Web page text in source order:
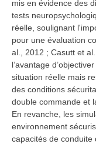
mis en évidence des
tests
réelle, soulignant
pour une évaluation
al., 2012 ; Casutt et
l’avantage
situation réelle mais
des conditions
double commande et
En revanche, les
environnement
capacités de conduite